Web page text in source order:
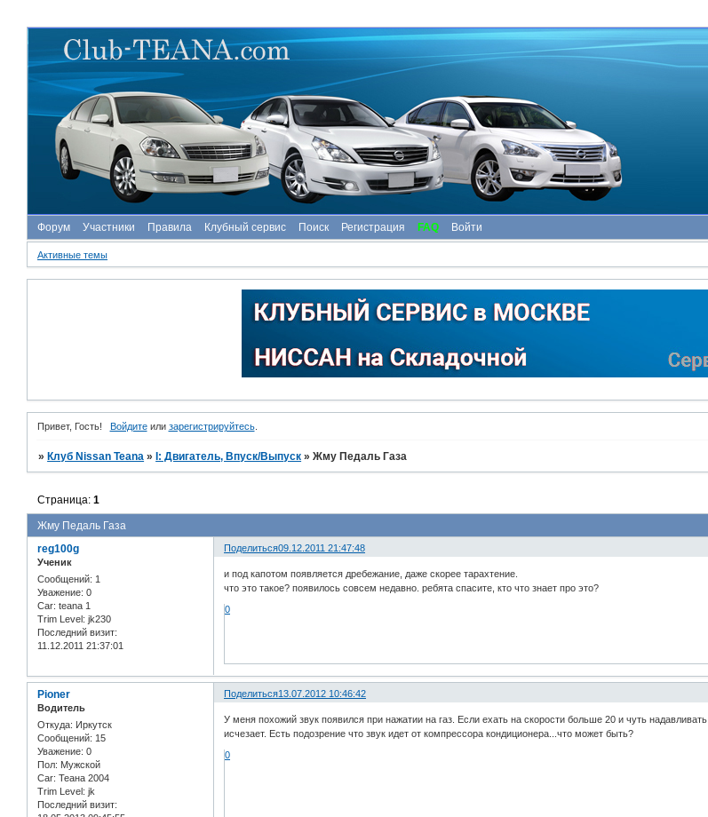
Форум Участники Правила Клубный сервис Поиск Регистрация FAQ Войти
Активные темы
Привет, Гость! Войдитеили зарегистрируйтесь.
» Клуб Nissan Teana » I: Двигатель, Впуск/Выпуск »Жму Педаль Газа
Жму Педаль Газа
Страница:1
Поделиться09.12.2011 21:47:48
reg100g
Ученик
Сообщений: 1
Уважение: 0
Car: teana 1
Trim Level: jk230
Последний визит:
11.12.2011 21:37:01
и под капотом появляется дребежание, даже скорее тарахтение.
что это такое? появилось совсем недавно. ребята спасите, кто что знает про это?
0
Поделиться13.07.2012 10:46:42
Pioner
Водитель
Откуда: Иркутск
Сообщений: 15
Уважение: 0
Пол: Мужской
Car: Теана 2004
Trim Level: jk
Последний визит:
У меня похожий звук появился при нажатии на газ. Если ехать на скорости больше 20 и чуть
исчезает. Есть подозрение что звук идет от компрессора кондиционера...что может быть?
0